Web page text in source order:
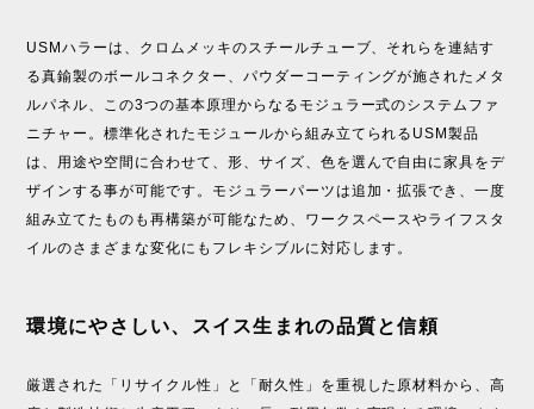
USMハラーは、クロムメッキのスチールチューブ、それらを連結す
る真鍮製のボールコネクター、パウダーコーティングが施されたメタ
ルパネル、この3つの基本原理からなるモジュラー式のシステムファ
ニチャー。標準化されたモジュールから組み立てられるUSM製品
は、用途や空間に合わせて、形、サイズ、色を選んで自由に家具をデ
ザインする事が可能です。モジュラーパーツは追加・拡張でき、一度
組み立てたものも再構築が可能なため、ワークスペースやライフスタ
イルのさまざまな変化にもフレキシブルに対応します。
環境にやさしい、スイス生まれの品質と信頼
厳選された「リサイクル性」と「耐久性」を重視した原材料から、高